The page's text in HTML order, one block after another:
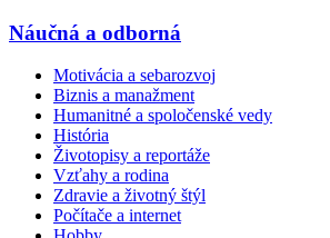
Náučná a odborná
Motivácia a sebarozvoj
Biznis a manažment
Humanitné a spoločenské vedy
História
Životopisy a reportáže
Vzťahy a rodina
Zdravie a životný štýl
Počítače a internet